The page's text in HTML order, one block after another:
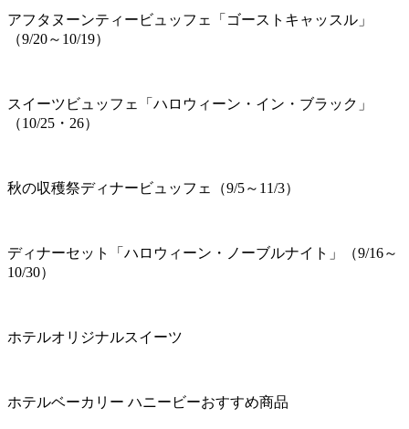
アフタヌーンティービュッフェ「ゴーストキャッスル」
（9/20～10/19）
スイーツビュッフェ「ハロウィーン・イン・ブラック」
（10/25・26）
秋の収穫祭ディナービュッフェ（9/5～11/3）
ディナーセット「ハロウィーン・ノーブルナイト」（9/16～
10/30）
ホテルオリジナルスイーツ
ホテルベーカリー ハニービーおすすめ商品